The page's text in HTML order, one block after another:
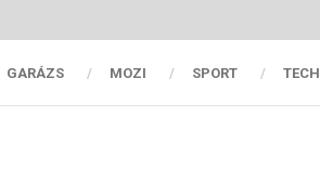
GARÁZS MOZI SPORT TECH